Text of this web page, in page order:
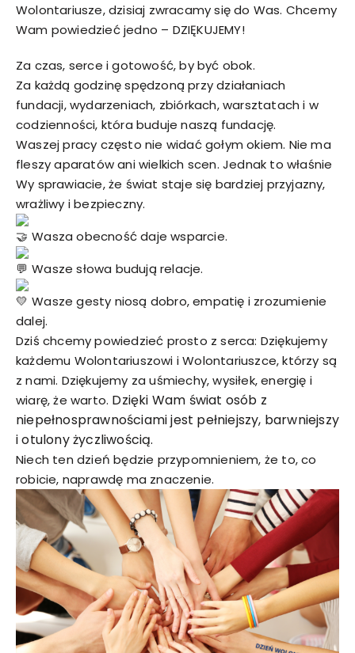
Wolontariusze, dzisiaj zwracamy się do Was. Chcemy
Wam powiedzieć jedno – DZIĘKUJEMY!
Za czas, serce i gotowość, by być obok.
Za każdą godzinę spędzoną przy działaniach
fundacji, wydarzeniach, zbiórkach, warsztatach i w
codzienności, która buduje naszą fundację.
Waszej pracy często nie widać gołym okiem. Nie ma
fleszy aparatów ani wielkich scen. Jednak to właśnie
Wy sprawiacie, że świat staje się bardziej przyjazny,
wrażliwy i bezpieczny.
Wasza obecność daje wsparcie.
Wasze słowa budują relacje.
Wasze gesty niosą dobro, empatię i zrozumienie
dalej.
Dziś chcemy powiedzieć prosto z serca: Dziękujemy
każdemu Wolontariuszowi i Wolontariuszce, którzy są
z nami. Dziękujemy za uśmiechy, wysiłek, energię i
wiarę, że warto. Dzięki Wam świat osób z
niepełnosprawnościami jest pełniejszy, barwniejszy
i otulony życzliwością.
Niech ten dzień będzie przypomnieniem, że to, co
robicie, naprawdę ma znaczenie.